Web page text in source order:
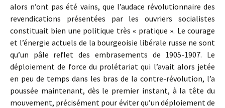
alors n’ont pas été vains, que l’audace révolutionnaire des
revendications présentées par les ouvriers socialistes
constituait bien une politique très « pratique ». Le courage
et l’énergie actuels de la bourgeoisie libérale russe ne sont
qu’un pâle reflet des embrasements de 1905-1907. Le
déploiement de force du prolé­tariat qui l’avait alors jetée
en peu de temps dans les bras de la contre-révolution, l’a
poussée maintenant, dès le premier instant, à la tête du
mouvement, précisément pour éviter qu’un déploiement de